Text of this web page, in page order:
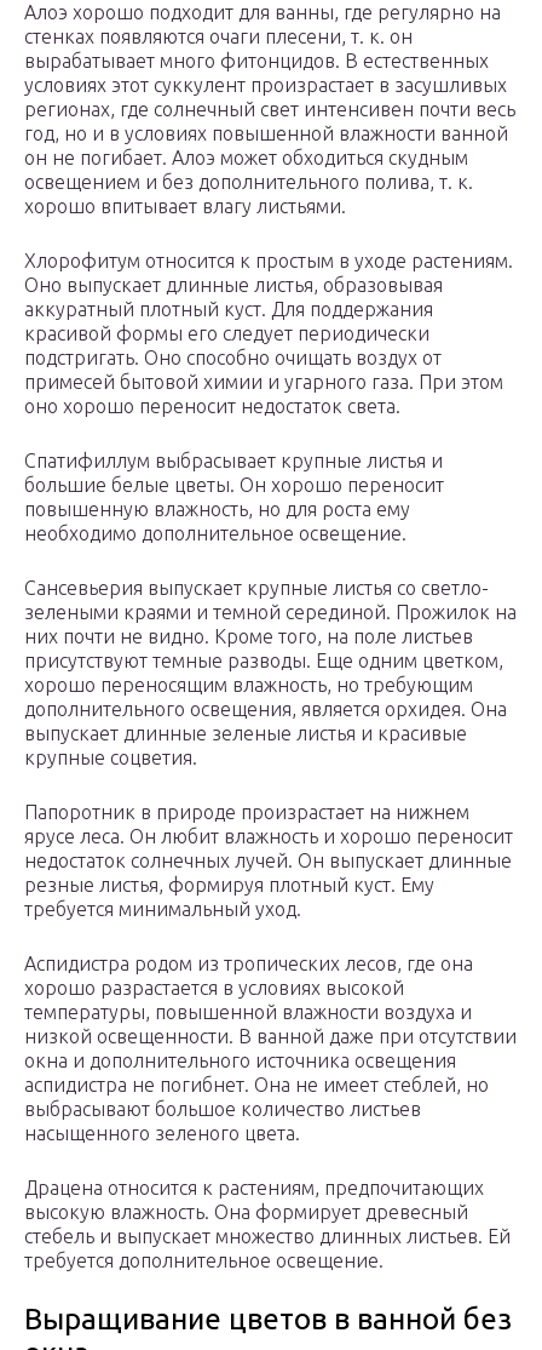
Алоэ хорошо подходит для ванны, где регулярно на
стенках появляются очаги плесени, т. к. он
вырабатывает много фитонцидов. В естественных
условиях этот суккулент произрастает в засушливых
регионах, где солнечный свет интенсивен почти весь
год, но и в условиях повышенной влажности ванной
он не погибает. Алоэ может обходиться скудным
освещением и без дополнительного полива, т. к.
хорошо впитывает влагу листьями.
Хлорофитум относится к простым в уходе растениям.
Оно выпускает длинные листья, образовывая
аккуратный плотный куст. Для поддержания
красивой формы его следует периодически
подстригать. Оно способно очищать воздух от
примесей бытовой химии и угарного газа. При этом
оно хорошо переносит недостаток света.
Спатифиллум выбрасывает крупные листья и
большие белые цветы. Он хорошо переносит
повышенную влажность, но для роста ему
необходимо дополнительное освещение.
Сансевьерия выпускает крупные листья со светло-
зелеными краями и темной серединой. Прожилок на
них почти не видно. Кроме того, на поле листьев
присутствуют темные разводы. Еще одним цветком,
хорошо переносящим влажность, но требующим
дополнительного освещения, является орхидея. Она
выпускает длинные зеленые листья и красивые
крупные соцветия.
Папоротник в природе произрастает на нижнем
ярусе леса. Он любит влажность и хорошо переносит
недостаток солнечных лучей. Он выпускает длинные
резные листья, формируя плотный куст. Ему
требуется минимальный уход.
Аспидистра родом из тропических лесов, где она
хорошо разрастается в условиях высокой
температуры, повышенной влажности воздуха и
низкой освещенности. В ванной даже при отсутствии
окна и дополнительного источника освещения
аспидистра не погибнет. Она не имеет стеблей, но
выбрасывают большое количество листьев
насыщенного зеленого цвета.
Драцена относится к растениям, предпочитающих
высокую влажность. Она формирует древесный
стебель и выпускает множество длинных листьев. Ей
требуется дополнительное освещение.
Выращивание цветов в ванной без